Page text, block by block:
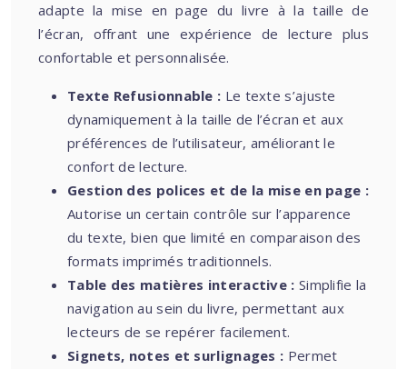
adapte la mise en page du livre à la taille de
l’écran, offrant une expérience de lecture plus
confortable et personnalisée.
Texte Refusionnable : Le texte s’ajuste
dynamiquement à la taille de l’écran et aux
préférences de l’utilisateur, améliorant le
confort de lecture.
Gestion des polices et de la mise en page :
Autorise un certain contrôle sur l’apparence
du texte, bien que limité en comparaison des
formats imprimés traditionnels.
Table des matières interactive : Simplifie la
navigation au sein du livre, permettant aux
lecteurs de se repérer facilement.
Signets, notes et surlignages : Permet